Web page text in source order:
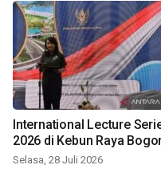
International Lecture
2026 di Kebun Raya
Selasa, 28 Juli 2026